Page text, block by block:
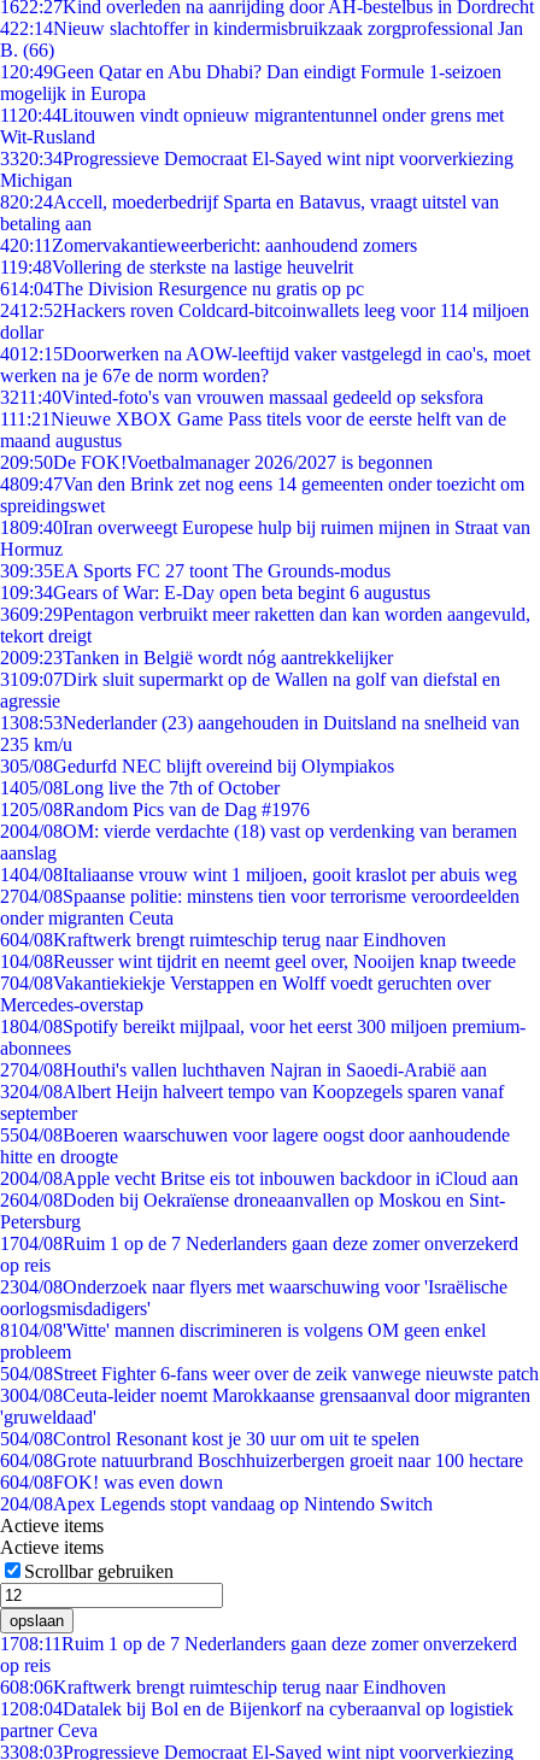
1622:27Kind overleden na aanrijding door AH-bestelbus in Dordrecht
422:14Nieuw slachtoffer in kindermisbruikzaak zorgprofessional Jan
B. (66)
1 20:49Geen Qatar en Abu Dhabi? Dan eindigt Formule 1-seizoen
mogelijk in Europa
11 20:44Litouwen vindt opnieuw migrantentunnel onder grens met
Wit-Rusland
3320:34Progressieve Democraat El-Sayed wint nipt voorverkiezing
Michigan
820:24Accell, moederbedrijf Sparta en Batavus, vraagt uitstel van
betaling aan
420:11 Zomervakantieweerbericht: aanhoudend zomers
119:48Vollering de sterkste na lastige heuvelrit
614:04The Division Resurgence nu gratis op pc
2412:52Hackers roven Coldcard-bitcoinwallets leeg voor 114 miljoen
dollar
4012:15Doorwerken na AOW-leeftijd vaker vastgelegd in cao's, moet
werken na je 67e de norm worden?
3211:40Vinted-foto's van vrouwen massaal gedeeld op seksfora
111:21Nieuwe XBOX Game Pass titels voor de eerste helft van de
maand augustus
209:50De FOK!Voetbalmanager 2026/2027 is begonnen
4809:47Van den Brink zet nog eens 14 gemeenten onder toezicht om
spreidingswet
1809:40Iran overweegt Europese hulp bij ruimen mijnen in Straat van
Hormuz
309:35EA Sports FC 27 toont The Grounds-modus
109:34Gears of War: E-Day open beta begint 6 augustus
3609:29Pentagon verbruikt meer raketten dan kan worden aangevuld,
tekort dreigt
2009:23Tanken in België wordt nóg aantrekkelijker
3109:07Dirk sluit supermarkt op de Wallen na golf van diefstal en
agressie
1308:53Nederlander (23) aangehouden in Duitsland na snelheid van
235 km/u
305/08Gedurfd NEC blijft overeind bij Olympiakos
1405/08Long live the 7th of October
1205/08Random Pics van de Dag #1976
2004/08OM: vierde verdachte (18) vast op verdenking van beramen
aanslag
1404/08Italiaanse vrouw wint 1 miljoen, gooit kraslot per abuis weg
2704/08Spaanse politie: minstens tien voor terrorisme veroordeelden
onder migranten Ceuta
604/08Kraftwerk brengt ruimteschip terug naar Eindhoven
104/08Reusser wint tijdrit en neemt geel over, Nooijen knap tweede
704/08Vakantiekiekje Verstappen en Wolff voedt geruchten over
Mercedes-overstap
1804/08Spotify bereikt mijlpaal, voor het eerst 300 miljoen premium-
abonnees
2704/08Houthi's vallen luchthaven Najran in Saoedi-Arabië aan
3204/08Albert Heijn halveert tempo van Koopzegels sparen vanaf
september
5504/08Boeren waarschuwen voor lagere oogst door aanhoudende
hitte en droogte
2004/08Apple vecht Britse eis tot inbouwen backdoor in iCloud aan
2604/08Doden bij Oekraïense droneaanvallen op Moskou en Sint-
Petersburg
1704/08Ruim 1 op de 7 Nederlanders gaan deze zomer onverzekerd
op reis
2304/08Onderzoek naar flyers met waarschuwing voor 'Israëlische
oorlogsmisdadigers'
8104/08'Witte' mannen discrimineren is volgens OM geen enkel
probleem
504/08Street Fighter 6-fans weer over de zeik vanwege nieuwste patch
3004/08Ceuta-leider noemt Marokkaanse grensaanval door migranten
'gruweldaad'
504/08Control Resonant kost je 30 uur om uit te spelen
604/08Grote natuurbrand Boschhuizerbergen groeit naar 100 hectare
604/08FOK! was even down
204/08Apex Legends stopt vandaag op Nintendo Switch
Actieve items
Actieve items
Scrollbar gebruiken
opslaan
1708:11Ruim 1 op de 7 Nederlanders gaan deze zomer onverzekerd
op reis
608:06Kraftwerk brengt ruimteschip terug naar Eindhoven
1208:04Datalek bij Bol en de Bijenkorf na cyberaanval op logistiek
partner Ceva
3308:03Progressieve Democraat El-Sayed wint nipt voorverkiezing